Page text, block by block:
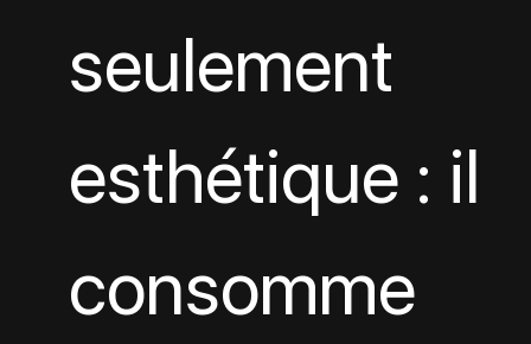
seulement
esthétique : il
consomme